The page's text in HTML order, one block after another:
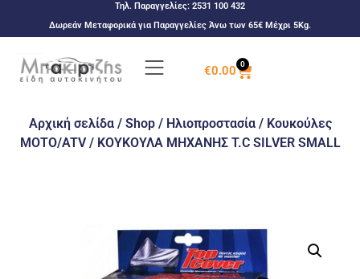
Τηλ. Παραγγελίες: 2531 100 432
Δωρεάν Μεταφορικά για Παραγγελίες Άνω των 65€ Μέχρι 5Kg.
€0.00 0
Αρχική σελίδα/ Shop/ Ηλιοπροστασία/ Κουκούλες
MOTO/ATV/ ΚΟΥΚΟΥΛΑ ΜΗΧΑΝΗΣ T.C SILVER SMALL